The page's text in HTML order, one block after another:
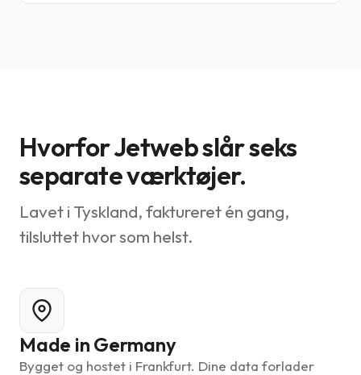
Hvorfor Jetweb slår seks
separate værktøjer.
Lavet i Tyskland, faktureret én gang,
tilsluttet hvor som helst.
Made in Germany
Bygget og hostet i Frankfurt. Dine data forlader